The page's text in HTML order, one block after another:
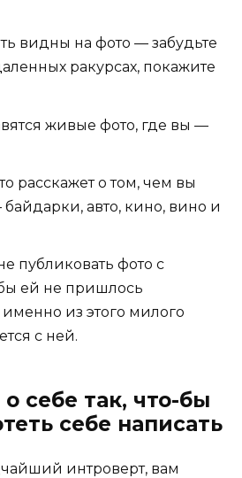
видны на фото — забудьте
ракурсах, покажите
живые фото, где вы —
расскажет о том, чем вы
байдарки, авто, кино, вино и
публиковать фото с
ей не пришлось
именно из этого милого
с ней.
себе так, что-бы
себе написать
интроверт, вам